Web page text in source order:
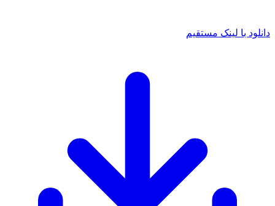
با لینک مستقیم